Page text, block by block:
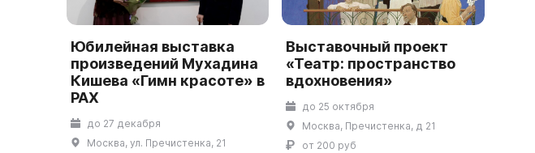
Юбилейная выставка
произведений Мухадина
Кишева «Гимн красоте» в
РАХ
до 27 декабря
Москва, ул. Пречистенка, 21
Выставочный проект
«Театр: пространство
вдохновения»
до 25 октября
Москва, Пречистенка, д 21
от 200 руб